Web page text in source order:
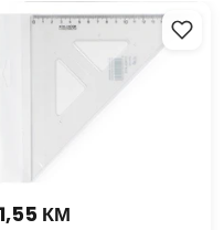
trokut 45/177 sa
KTR
1,55 КМ